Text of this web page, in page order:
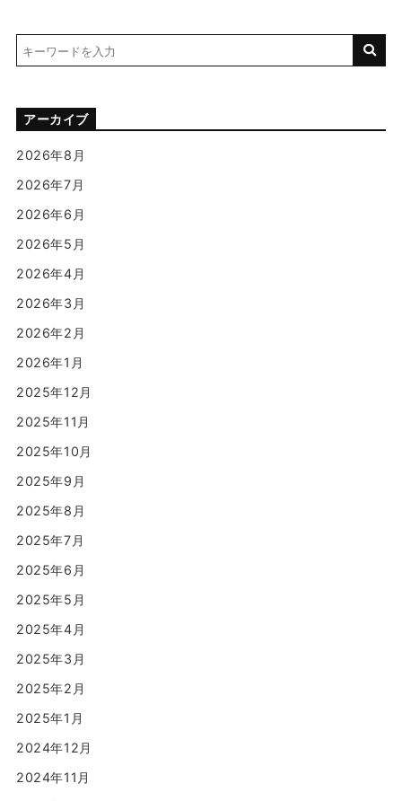
アーカイブ
2026年8月
2026年7月
2026年6月
2026年5月
2026年4月
2026年3月
2026年2月
2026年1月
2025年12月
2025年11月
2025年10月
2025年9月
2025年8月
2025年7月
2025年6月
2025年5月
2025年4月
2025年3月
2025年2月
2025年1月
2024年12月
2024年11月